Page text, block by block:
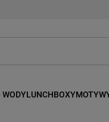
WODYLUNCHBOXY